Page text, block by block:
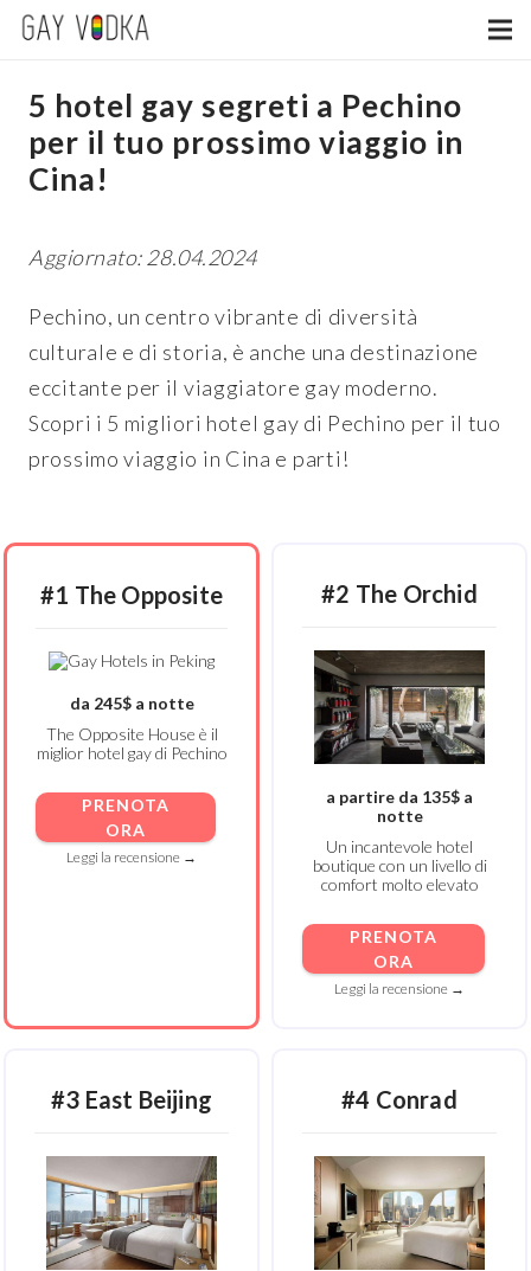
5 hotel gay segreti a Pechino
per il tuo prossimo viaggio in
Cina!
Aggiornato: 28.04.2024
Pechino, un centro vibrante di diversità
culturale e di storia, è anche una destinazione
eccitante per il viaggiatore gay moderno.
Scopri i 5 migliori hotel gay di Pechino per il tuo
prossimo viaggio in Cina e parti!
#1 The Opposite
da 245$ a notte
The Opposite House è il
miglior hotel gay di Pechino
PRENOTA
ORA
Leggi la recensione →
#2 The Orchid
a partire da 135$ a
notte
Un incantevole hotel
boutique con un livello di
comfort molto elevato
PRENOTA
ORA
Leggi la recensione →
#3 East Beijing #4 Conrad